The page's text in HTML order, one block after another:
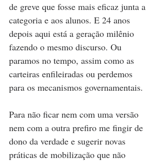
de greve que fosse mais eficaz junta a
categoria e aos alunos. E 24 anos
depois aqui está a geração milênio
fazendo o mesmo discurso. Ou
paramos no tempo, assim como as
carteiras enfileiradas ou perdemos
para os mecanismos governamentais.
Para não ficar nem com uma versão
nem com a outra prefiro me fingir de
dono da verdade e sugerir novas
práticas de mobilização que não